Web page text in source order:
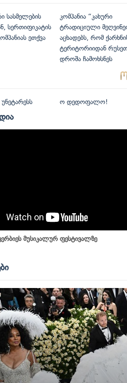
სერთიფიკატის
ეთქვა
კომპანია “კახური
ტრადიციული
აცხადებს, რომ
ტერიტორიიდან
დროშა ჩამოხსნეს
ო დედოფალო!
მუსიკალურ ფესტივალზე